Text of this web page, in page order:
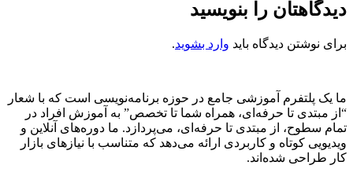
دیدگاهتان را بنویسید
برای نوشتن دیدگاه باید وارد بشوید.
ما یک پلتفرم آموزشی جامع در حوزه برنامه‌نویسی است که با شعار
“از مبتدی تا حرفه‌ای، همراه شما تا تخصص” به آموزش افراد در
تمام سطوح، از مبتدی تا حرفه‌ای، می‌پردازد. ما دوره‌های آنلاین و
ویدیویی کوتاه و کاربردی ارائه می‌دهد که متناسب با نیازهای بازار
کار طراحی شده‌اند.